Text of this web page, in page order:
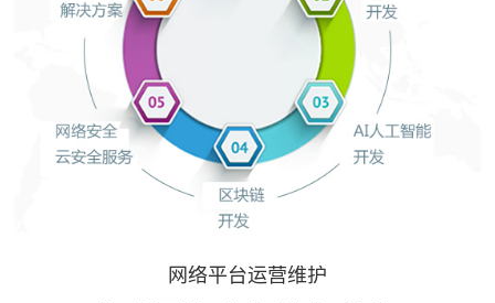
网络平台运营维护